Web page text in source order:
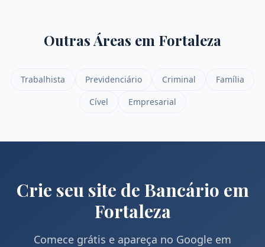
Outras Áreas em Fortaleza
Trabalhista Previdenciário Criminal
Família
Cível
Empresarial
Crie seu site de Bancário em
Fortaleza
Comece grátis e apareça no Google em